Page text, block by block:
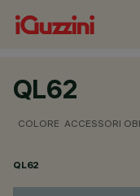
QL62
COLORE ACCESSORI
QL62